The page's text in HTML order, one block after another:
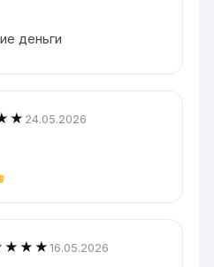
деньги
24.05.2026
16.05.2026